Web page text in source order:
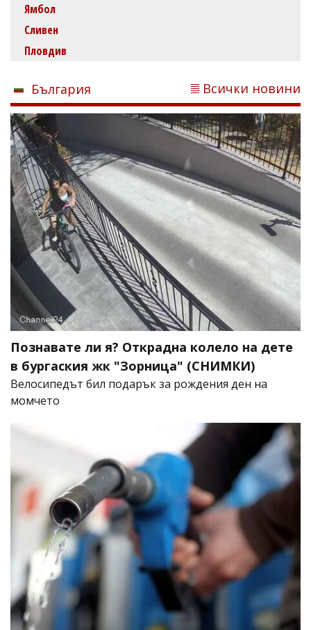
Ямбол
Сливен
Пловдив
България Всички новини
Познавате ли я? Открадна колело на дете
в бургаския жк "Зорница" (СНИМКИ)
Велосипедът бил подарък за рождения ден на
момчето